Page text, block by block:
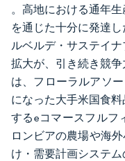
。高地における通年
を通じた十分に発達
ルベルデ・サステイ
拡大が、引き続き競
は、フローラルアソ
になった大手米国食
するeコマースフルフ
ロンビアの農場や海
け・需要計画システ